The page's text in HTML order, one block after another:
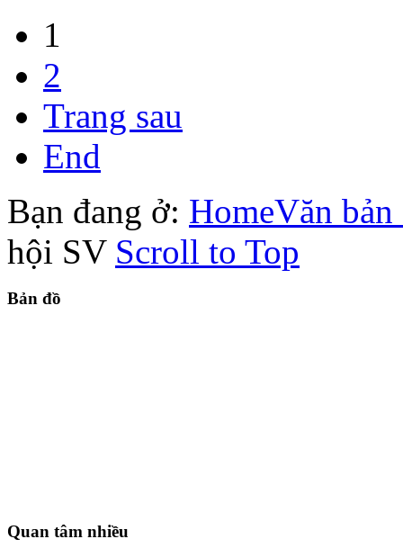
1
2
Trang sau
End
Bạn đang ở: HomeVăn
hội SV Scroll to Top
Bản đồ
Quan tâm nhiều